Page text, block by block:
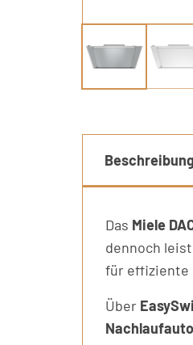
Das Miele
dennoch
für effiziente
Über